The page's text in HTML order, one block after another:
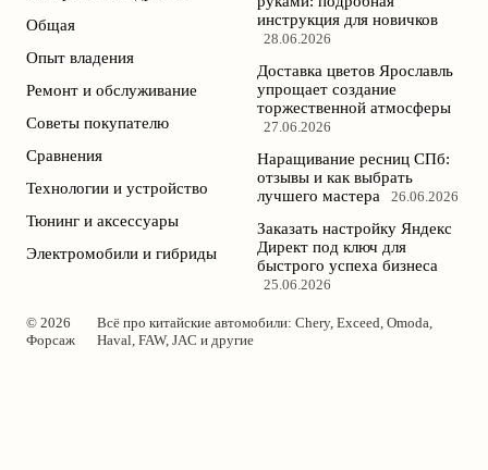
Общая
Опыт владения
Ремонт и обслуживание
Советы покупателю
Сравнения
Технологии и устройство
Тюнинг и аксессуары
Электромобили и гибриды
инструкция для новичков
28.06.2026
Доставка цветов Ярославль
упрощает создание
торжественной атмосферы
27.06.2026
Наращивание ресниц СПб:
отзывы и как выбрать
лучшего мастера
26.06.2026
Заказать настройку Яндекс
Директ под ключ для
быстрого успеха бизнеса
25.06.2026
© 2026
Форсаж
Всё про китайские автомобили: Chery, Exceed, Omoda,
Haval, FAW, JAC и другие